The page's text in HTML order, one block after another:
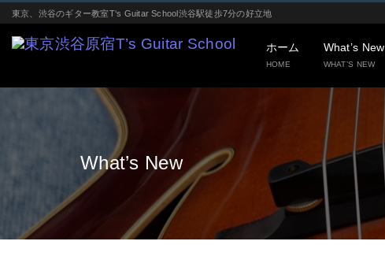
東京、渋谷のギター教室T‘s Guitar School渋谷駅徒歩7分の好立地
ホーム
HOME
What’s New
WHAT’S NEW
What’s New